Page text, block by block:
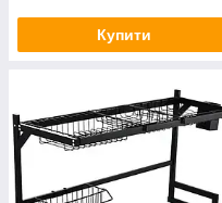
Купити